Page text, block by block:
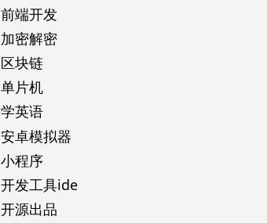
前端开发
加密解密
区块链
单片机
学英语
安卓模拟器
小程序
开发工具ide
开源出品